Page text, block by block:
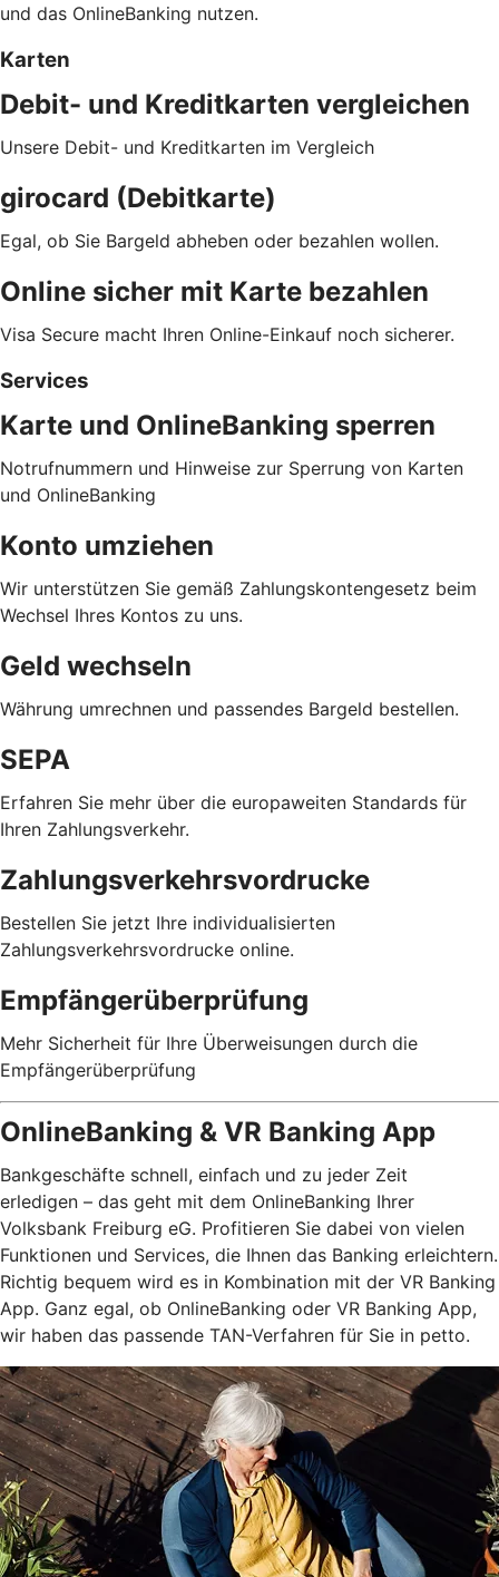
und das OnlineBanking nutzen.
Karten
Debit- und Kreditkarten vergleichen
Unsere Debit- und Kreditkarten im Vergleich
girocard (Debitkarte)
Egal, ob Sie Bargeld abheben oder bezahlen wollen.
Online sicher mit Karte bezahlen
Visa Secure macht Ihren Online-Einkauf noch sicherer.
Services
Karte und OnlineBanking sperren
Notrufnummern und Hinweise zur Sperrung von Karten
und OnlineBanking
Konto umziehen
Wir unterstützen Sie gemäß Zahlungskontengesetz beim
Wechsel Ihres Kontos zu uns.
Geld wechseln
Währung umrechnen und passendes Bargeld bestellen.
SEPA
Erfahren Sie mehr über die europaweiten Standards für
Ihren Zahlungsverkehr.
Zahlungsverkehrsvordrucke
Bestellen Sie jetzt Ihre individualisierten
Zahlungsverkehrsvordrucke online.
Empfängerüberprüfung
Mehr Sicherheit für Ihre Überweisungen durch die
Empfängerüberprüfung
OnlineBanking & VR Banking App
Bankgeschäfte schnell, einfach und zu jeder Zeit
erledigen – das geht mit dem OnlineBanking Ihrer
Volksbank Freiburg eG. Profitieren Sie dabei von vielen
Funktionen und Services, die Ihnen das Banking erleichtern.
Richtig bequem wird es in Kombination mit der VR Banking
App. Ganz egal, ob OnlineBanking oder VR Banking App,
wir haben das passende TAN-Verfahren für Sie in petto.